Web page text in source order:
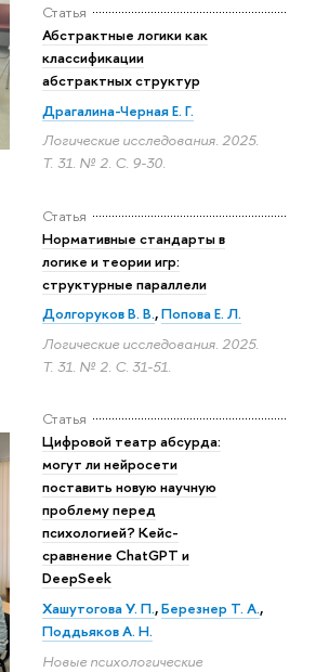
Статья
Абстрактные логики как
классификации
абстрактных структур
Драгалина-Черная Е. Г.
Логические исследования. 2025.
Т. 31. № 2. С. 9-30.
Статья
Нормативные стандарты в
логике и теории игр:
структурные параллели
Долгоруков В. В.,Попова Е. Л.
Логические исследования. 2025.
Т. 31. № 2. С. 31-51.
Статья
Цифровой театр абсурда:
могут ли нейросети
поставить новую научную
проблему перед
психологией? Кейс-
сравнение ChatGPT и
DeepSeek
Хашутогова У. П.,Березнер Т. А.,
Поддьяков А. Н.
Новые психологические